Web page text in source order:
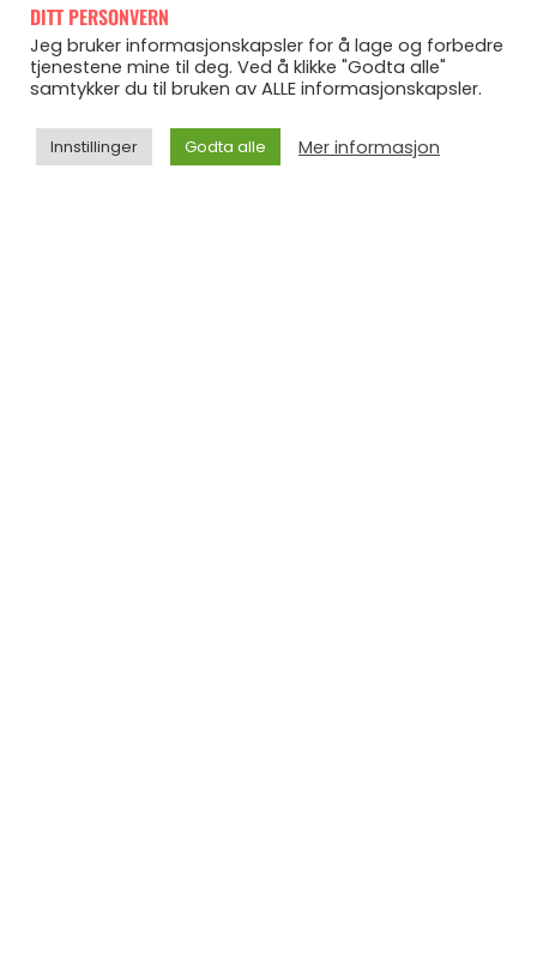
DITT PERSONVERN
Jeg bruker informasjonskapsler for å lage og forbedre
tjenestene mine til deg. Ved å klikke "Godta alle"
samtykker du til bruken av ALLE informasjonskapsler.
Innstillinger Godta alle Mer informasjon